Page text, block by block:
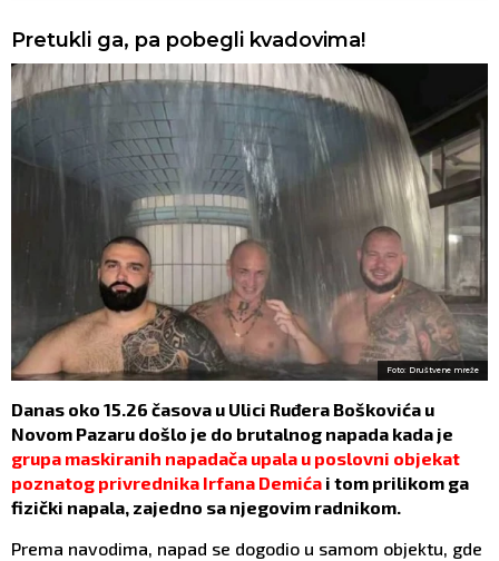
Pretukli ga, pa pobegli kvadovima!
Foto: Društvene mreže
Danas oko 15.26 časova u Ulici Ruđera Boškovića u
Novom Pazaru došlo je do brutalnog napada kada je
grupa maskiranih napadača upala u poslovni objekat
poznatog privrednika Irfana Demića i tom prilikom ga
fizički napala, zajedno sa njegovim radnikom.
Prema navodima, napad se dogodio u samom objektu, gde